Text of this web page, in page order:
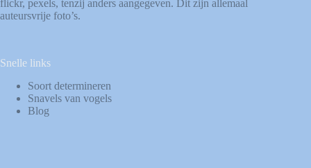
flickr, pexels, tenzij anders aangegeven. Dit zijn allemaal
auteursvrije foto’s.
Snelle links
Soort determineren
Snavels van vogels
Blog